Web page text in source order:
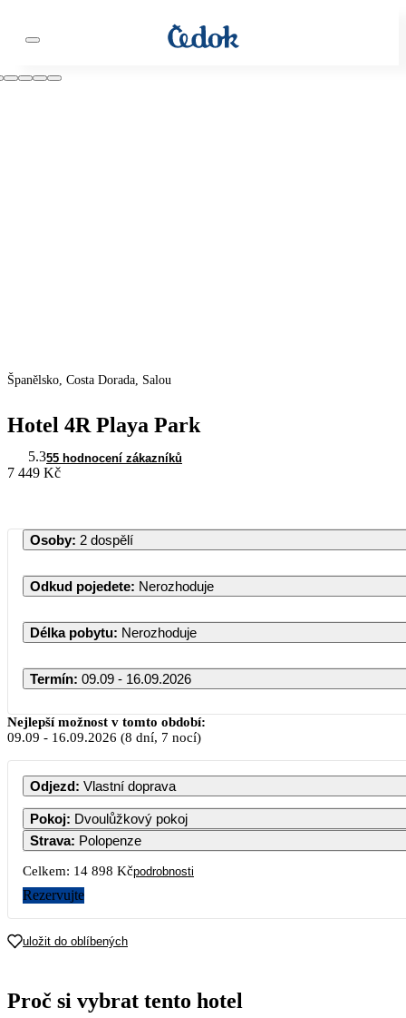
Španělsko, Costa Dorada, Salou
Hotel 4R Playa Park
5.355 hodnocení zákazníků
7 449 Kč
Osoby: 2 dospělí
Odkud pojedete: Nerozhoduje
Délka pobytu: Nerozhoduje
Termín: 09.09 - 16.09.2026
PO
1
7 8
Nejlepší možnost v tomto období:
09.09 - 16.09.2026 (8 dní, 7 nocí)
Odjezd: Vlastní doprava
Pokoj: Dvoulůžkový pokoj
Strava: Polopenze
Celkem: 14 898 Kčpodrobnosti
Rezervujte
uložit do oblíbených
Proč si vybrat tento hotel